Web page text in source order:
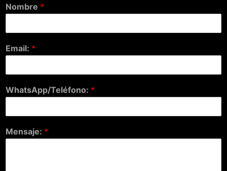
Nombre *
Email: *
WhatsApp/Teléfono: *
Mensaje: *